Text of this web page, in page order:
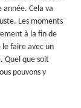
Cela va
Les moments
à la fin de
le faire avec un
Quel que soit
pouvons y